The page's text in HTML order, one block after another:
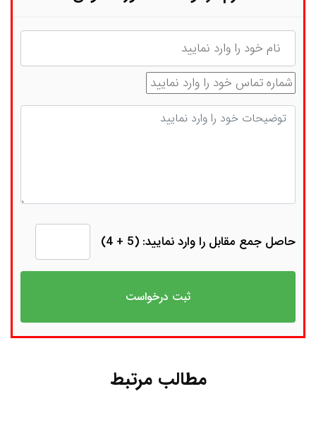
نام
شماره تماس
توضیحات
حاصل جمع مقابل را وارد نمایید: (5 + 4)
مطالب مرتبط